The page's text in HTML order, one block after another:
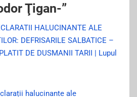
Ţigan-”
HALUCINANTE ALE
DEFRISARILE SALBATICE –
DE DUSMANII TARII | Lupul
halucinante ale